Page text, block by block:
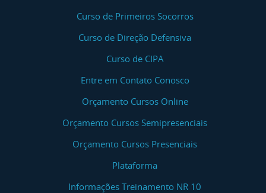
Curso de Primeiros Socorros
Curso de Direção Defensiva
Curso de CIPA
Entre em Contato Conosco
Orçamento Cursos Online
Orçamento Cursos Semipresenciais
Orçamento Cursos Presenciais
Plataforma
Informações Treinamento NR 10